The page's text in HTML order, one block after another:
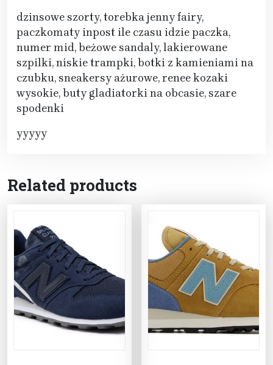
dzinsowe szorty, torebka jenny fairy,
paczkomaty inpost ile czasu idzie paczka,
numer mid, beżowe sandaly, lakierowane
szpilki, niskie trampki, botki z kamieniami na
czubku, sneakersy ażurowe, renee kozaki
wysokie, buty gladiatorki na obcasie, szare
spodenki
yyyyy
Related products